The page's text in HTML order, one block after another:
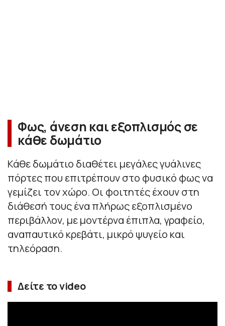
Φως, άνεση και εξοπλισμός σε
κάθε δωμάτιο
Κάθε δωμάτιο διαθέτει μεγάλες γυάλινες
πόρτες που επιτρέπουν στο φυσικό φως να
γεμίζει τον χώρο. Οι φοιτητές έχουν στη
διάθεσή τους ένα πλήρως εξοπλισμένο
περιβάλλον, με μοντέρνα έπιπλα, γραφείο,
αναπαυτικό κρεβάτι, μικρό ψυγείο και
τηλεόραση.
Δείτε το video